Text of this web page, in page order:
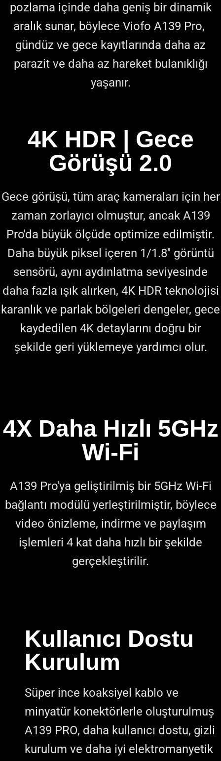
pozlama içinde daha geniş bir dinamik
aralık sunar, böylece Viofo A139 Pro,
gündüz ve gece kayıtlarında daha az
parazit ve daha az hareket bulanıklığı
yaşanır.
4K HDR | Gece
Görüşü 2.0
Gece görüşü, tüm araç kameraları için her
zaman zorlayıcı olmuştur, ancak A139
Pro'da büyük ölçüde optimize edilmiştir.
Daha büyük piksel içeren 1/1.8'' görüntü
sensörü, aynı aydınlatma seviyesinde
daha fazla ışık alırken, 4K HDR teknolojisi
karanlık ve parlak bölgeleri dengeler, gece
kaydedilen 4K detaylarını doğru bir
şekilde geri yüklemeye yardımcı olur.
4X Daha Hızlı 5GHz
Wi-Fi
A139 Pro'ya geliştirilmiş bir 5GHz Wi-Fi
bağlantı modülü yerleştirilmiştir, böylece
video önizleme, indirme ve paylaşım
işlemleri 4 kat daha hızlı bir şekilde
gerçekleştirilir.
Kullanıcı Dostu
Kurulum
Süper ince koaksiyel kablo ve
minyatür konektörlerle oluşturulmuş
A139 PRO, daha kullanıcı dostu, gizli
kurulum ve daha iyi elektromanyetik